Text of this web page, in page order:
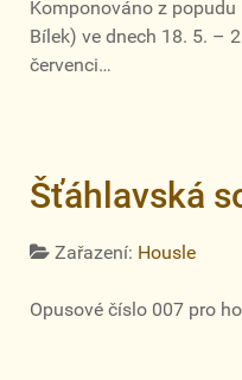
Komponováno z popudu
Bílek) ve dnech 18. 5. –
červenci…
Šťáhlavská
Zařazení: Housle
Opusové číslo 007 pro